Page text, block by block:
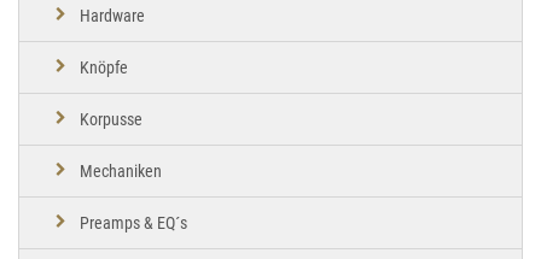
Hardware
Knöpfe
Korpusse
Mechaniken
Preamps & EQ´s